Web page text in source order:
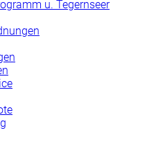
u. Tegernseer